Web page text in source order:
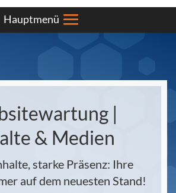
|
& Medien
starke Präsenz: Ihre
auf dem neuesten Stand!